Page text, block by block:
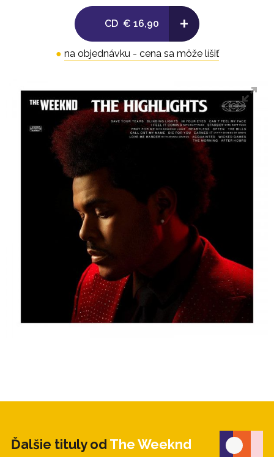
10. The Hills
12. Die For You
13. Earned It (Fifty Shades Of Grey)
14. Love Me Harder
15. Acquainted
16. Wicked Games
17. The Morning
18. After Hours
CD € 16,90 +
● na objednávku - cena sa môže líšiť
Ďalšie tituly od The Weeknd